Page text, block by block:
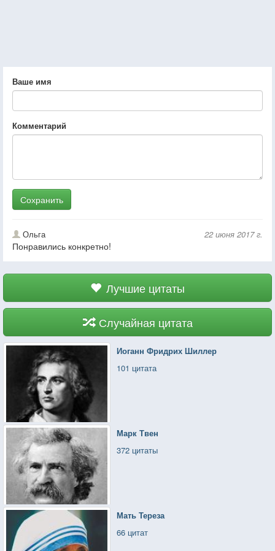
Ваше имя
Комментарий
Сохранить
Ольга 22 июня 2017 г.
Понравились конкретно!
Лучшие цитаты
Случайная цитата
Иоганн Фридрих Шиллер
101 цитата
Марк Твен
372 цитаты
Мать Тереза
66 цитат